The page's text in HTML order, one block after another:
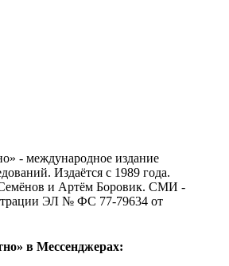
- международное издание
Издаётся с 1989 года.
и Артём Боровик. CМИ -
ЭЛ № ФС 77-79634 от
в Мессенджерах: